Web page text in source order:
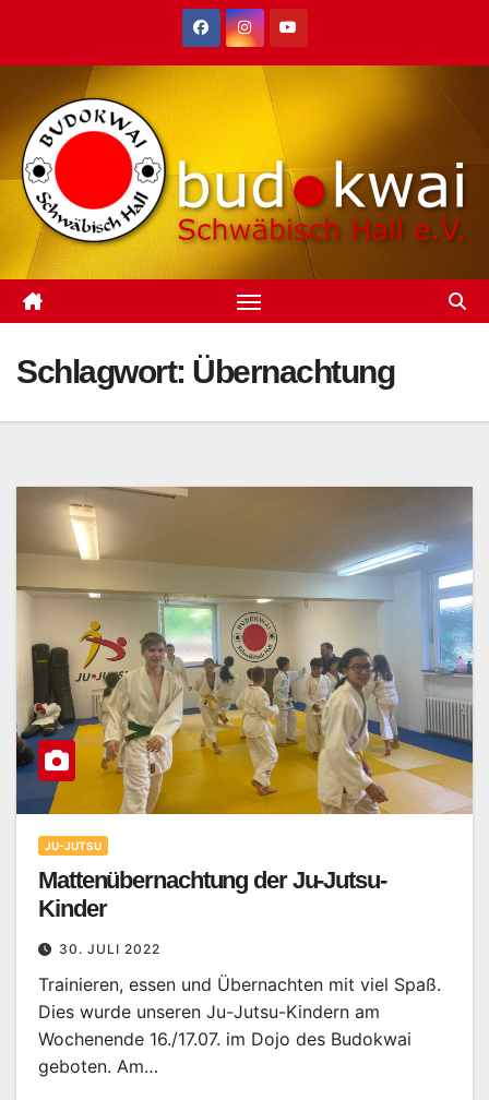
Schlagwort: Übernachtung
JU-JUTSU
Mattenübernachtung der Ju-Jutsu-
Kinder
30. JULI 2022
Trainieren, essen und Übernachten mit viel Spaß.
Dies wurde unseren Ju-Jutsu-Kindern am
Wochenende 16./17.07. im Dojo des Budokwai
geboten. Am…